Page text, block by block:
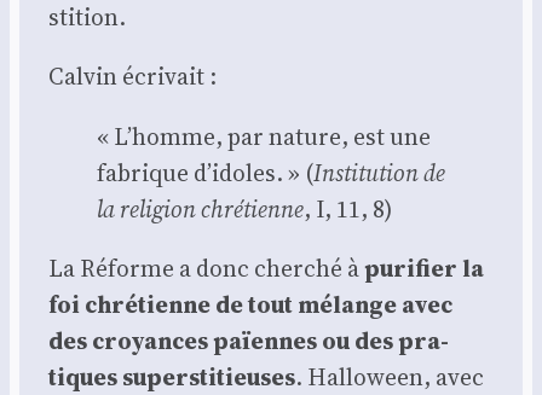
sti­tion.
Cal­vin écri­vait :
« L’homme, par nature, est une
fabrique d’idoles. » (Ins­ti­tu­tion de
la reli­gion chré­tienne, I, 11, 8)
La Réforme a donc cher­ché àpuri­fier la
foi chré­tienne de tout mélange avec
des croyances païennes ou des pra­
tiques super­sti­tieuses. Hal­lo­ween, avec